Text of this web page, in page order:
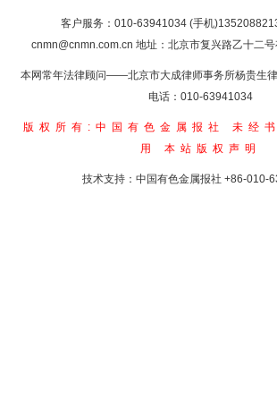
客户服务：010-63941034 (手机
cnmn@cnmn.com.cn 地址：北京市复兴路乙十二
本网常年法律顾问——北京市大成律师事务所杨贵生
电话：010-63941034
版权所有:中国有色金属报社
未经
用 本站版权声明
技术支持：中国有色金属报社 +86-010-